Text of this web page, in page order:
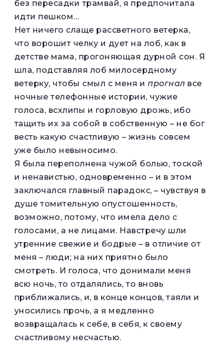
без пересадки трамвай, я предпочитала
идти пешком…
Нет ничего слаще рассветного ветерка,
что ворошит челку и дует на лоб, как в
детстве мама, прогоняющая дурной сон. Я
шла, подставляя лоб милосердному
ветерку, чтобы смыл с меня ипрогнал все
ночные телефонные истории, чужие
голоса, всхлипы и горловую дрожь, ибо
тащить их за собой в собственную – не бог
весть какую счастливую – жизнь совсем
уже было невыносимо.
Я была переполнена чужой болью, тоской
и ненавистью, одновременно – и в этом
заключался главный парадокс, – чувствуя в
душе томительную опустошенность,
возможно, потому, что имела дело с
голосами, а не лицами. Навстречу шли
утренние свежие и бодрые – в отличие от
меня – люди; на них приятно было
смотреть. И голоса, что донимали меня
всю ночь, то отдалялись, то вновь
приближались, и, в конце концов, таяли и
уносились прочь, а я медленно
возвращалась к себе, в себя, к своему
счастливому несчастью.